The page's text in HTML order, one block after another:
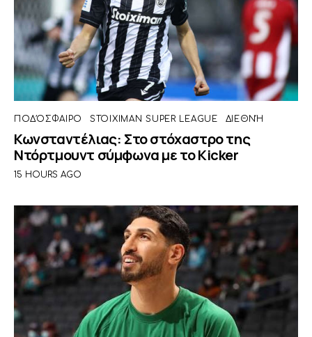
ΠΟΔΌΣΦΑΙΡΟ STOIXIMAN SUPER LEAGUE ΔΙΕΘΝΉ
Κωνσταντέλιας: Στο στόχαστρο της
Ντόρτμουντ σύμφωνα με το Kicker
15 HOURS AGO